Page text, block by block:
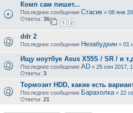
Комп сам пишет...
Последнее сообщение Стасик « 08 янв
Ответы: 36
1 2
ddr 2
Последнее сообщение Незабудкин « 01
Ищу ноутбук Asus X55S / SR / и
Последнее сообщение AD « 25 сен 2017,
Ответы: 3
Тормозит HDD, какие есть
Последнее сообщение Барахолка « 22
Ответы: 21